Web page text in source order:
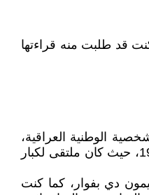
العام 1961، وتتألف من 32 بيتًا من البحر المتقارب، وكنت قد طلبت منه قراءتها
الوطنية العراقية،
وكان لا بدّ لي من زيارة "مقهى الحجاز"؛ أما "مقهى هافانا" فكنت أزوره أكثر من مرّة للقاء الصديق الشاعر مظفّر لنواب، وقد تأسس المقهى في العام 1945، حيث كان ملتقى لكبار
محفوظ، وزاره سارتر وسيمون دي بفوار، كما كنت